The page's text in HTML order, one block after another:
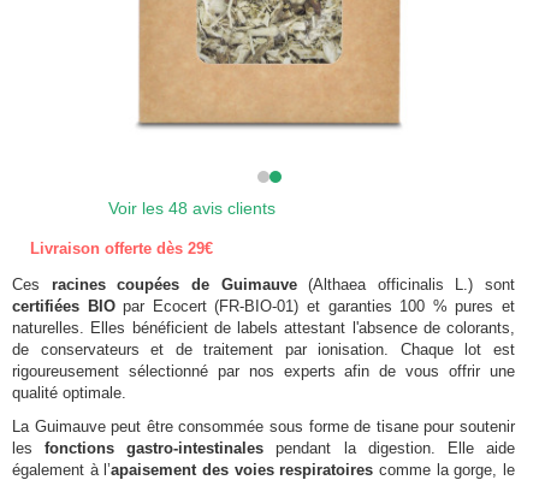
Voir les 48 avis clients
Livraison offerte dès 29€
Ces racines coupées de Guimauve(Althaea officinalis L.) sont
certifiées BIOpar Ecocert (FR-BIO-01) et garanties 100 % pures et
naturelles. Elles bénéficient de labels attestant l'absence de colorants,
de conservateurs et de traitement par ionisation. Chaque lot est
rigoureusement sélectionné par nos experts afin de vous offrir une
qualité optimale.
La Guimauve peut être consommée sous forme de tisane pour soutenir
lesfonctions gastro-intestinales pendant la digestion. Elle aide
également à l’apaisement des voies respiratoires comme la gorge, le